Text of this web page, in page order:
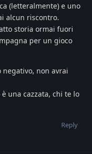
(letteralmente) e uno
alcun riscontro.
storia ormai fuori
per un gioco
negativo, non avrai
una cazzata, chi te lo
Reply